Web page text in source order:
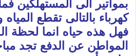
بمواتير الى المستهلكين
كهرباء بالتالى تقطع المياه
فهل هذه حياه انما لحظة
المواطن عن الدفع تجد